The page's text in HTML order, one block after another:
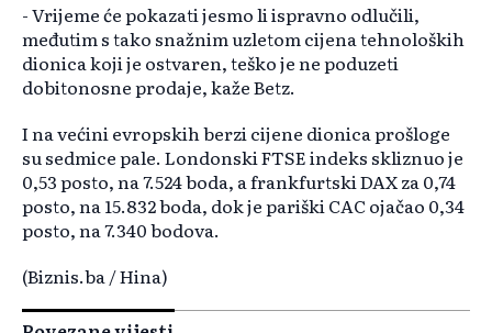
- Vrijeme će pokazati jesmo li ispravno odlučili,
međutim s tako snažnim uzletom cijena tehnoloških
dionica koji je ostvaren, teško je ne poduzeti
dobitonosne prodaje, kaže Betz.
I na većini evropskih berzi cijene dionica prošloge
su sedmice pale. Londonski FTSE indeks skliznuo je
0,53 posto, na 7.524 boda, a frankfurtski DAX za 0,74
posto, na 15.832 boda, dok je pariški CAC ojačao 0,34
posto, na 7.340 bodova.
(Biznis.ba / Hina)